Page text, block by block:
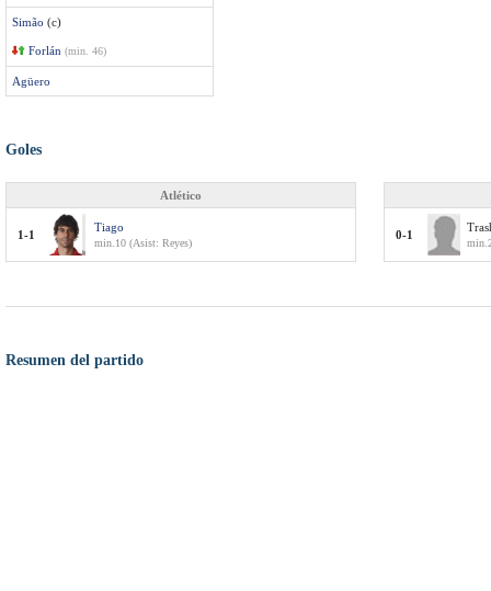
Simão (c)
Forlán (min. 46)
Agüero
Goles
Atlético
1-1
Tiago
min.10 (Asist: Reyes)
0-1
Resumen del partido